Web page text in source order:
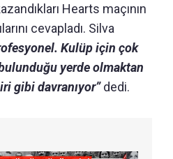
Hearts maçının
cevapladı. Silva
Kulüp için çok
yerde olmaktan
gibi davranıyor”dedi.